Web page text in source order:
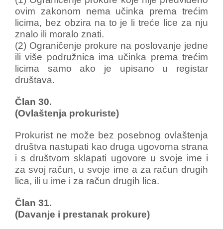
ovim zakonom nema učinka prema trećim
licima, bez obzira na to je li treće lice za nju
znalo ili moralo znati.
(2) Ograničenje prokure na poslovanje jedne
ili više podružnica ima učinka prema trećim
licima samo ako je upisano u registar
društava.
Član 30.
(Ovlaštenja prokuriste)
Prokurist ne može bez posebnog ovlaštenja
društva nastupati kao druga ugovorna strana
i s društvom sklapati ugovore u svoje ime i
za svoj račun, u svoje ime a za račun drugih
lica, ili u ime i za račun drugih lica.
Član 31.
(Davanje i prestanak prokure)